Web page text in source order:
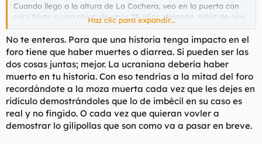
Cuando llego a la altura de La Cochera, veo en la puerta con
cara triste a una chica de unos 28 años, delgada, rubia de ojos
azules, un 9,5/10 facilmente. Normalmente La Cochera está
abarrotada de gente porque es el sitio de moda y hay muchos
conciertos, pero hoy al ser festivo estaba cerrado.
Como buen caballero que soy, me acerco a la chica, le retiro
grácilmente el pelo de la cara mientras seco sus lágrimas y nos
ponemos a hablar.
- Buenos días Mademoiselle, ¿por qué lloran esos ojos tan
bellos?
- Estoy triste porque soy ucraniana y mi país está en guerra
Haz clic para expandir...
No te enteras. Para que una historia tenga impacto en el
foro tiene que haber muertes o diarrea. Si pueden ser las
dos cosas juntas; mejor. La ucraniana debería haber
muerto en tu historia. Con eso tendrías a la mitad del foro
recordándote a la moza muerta cada vez que les dejes en
ridículo demostrándoles que lo de imbécil en su caso es
real y no fingido. O cada vez que quieran vovler a
demostrar lo gilipollas que son como va a pasar en breve.